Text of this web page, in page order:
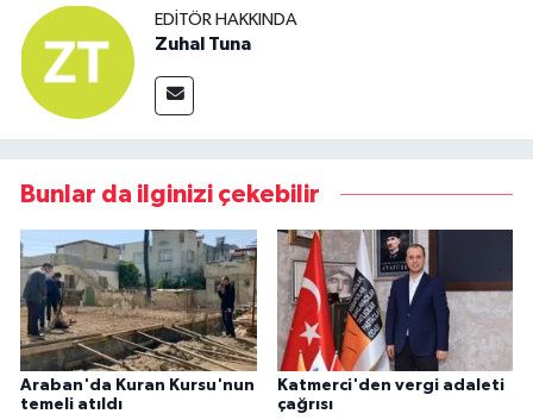
EDITÖR HAKKINDA
Zuhal Tuna
Bunlar da ilginizi çekebilir
Araban'da Kuran Kursu'nun
temeli atıldı
Katmerci'den vergi adaleti
çağrısı